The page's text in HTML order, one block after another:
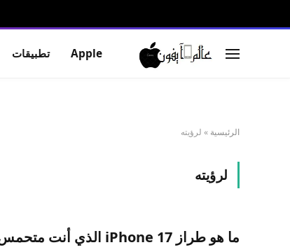
Apple تطبيقات
الرئيسية » لرؤيته
لرؤيته
ما هو طراز iPhone 17 الذي أنت متحمس للغاية لرؤيته؟ [Poll]